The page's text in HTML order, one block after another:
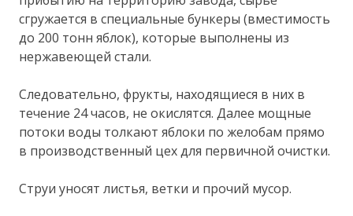
сгружается в специальные бункеры (вместимость
до 200 тонн яблок), которые выполнены из
нержавеющей стали.
Следовательно, фрукты, находящиеся в них в
течение 24 часов, не окислятся. Далее мощные
потоки воды толкают яблоки по желобам прямо
в производственный цех для первичной очистки.
Струи уносят листья, ветки и прочий мусор.